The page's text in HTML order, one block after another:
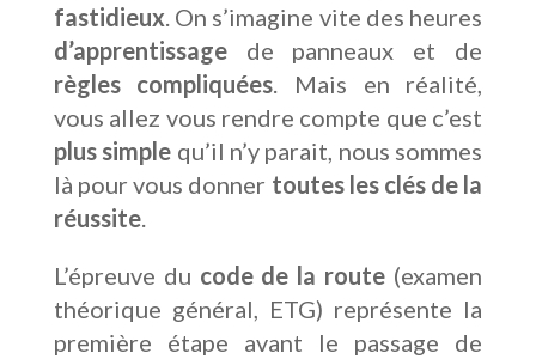
fastidieux. On s’imagine vite des heures
d’apprentissagede panneaux et de
règles compliquées. Mais en réalité,
vous allez vous rendre compte que c’est
plus simple qu’il n’y parait, nous sommes
là pour vous donner toutes les clés de la
réussite.
L’épreuve du code de la route (examen
théorique général, ETG) représente la
première étape avant le passage de